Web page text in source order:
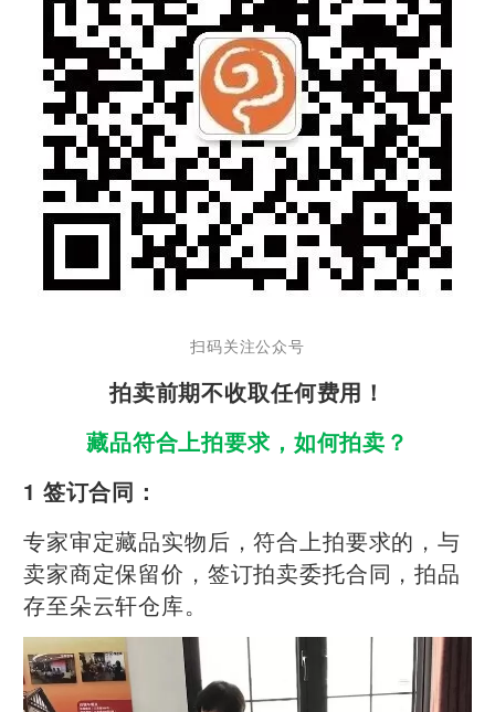
扫码关注公众号
拍卖前期不收取任何费用！
藏品符合上拍要求，如何拍卖？
1 签订合同：
专家审定藏品实物后，符合上拍要求的，与
卖家商定保留价，签订拍卖委托合同，拍品
存至朵云轩仓库。